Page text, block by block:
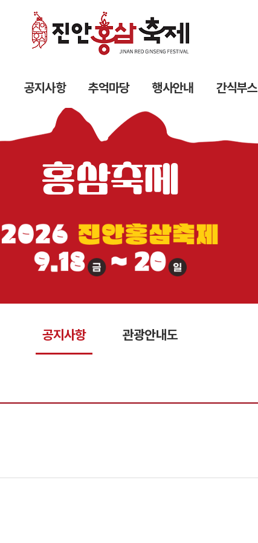
공지사항 추억마당 행사안내 간식부스
홍삼축제
공지사항 관광안내도